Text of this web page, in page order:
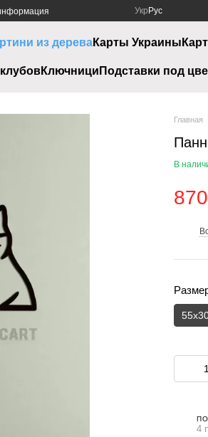
Укр Рус
из дереваКарты Украины
Ключници Подставки под
Главная
В
4